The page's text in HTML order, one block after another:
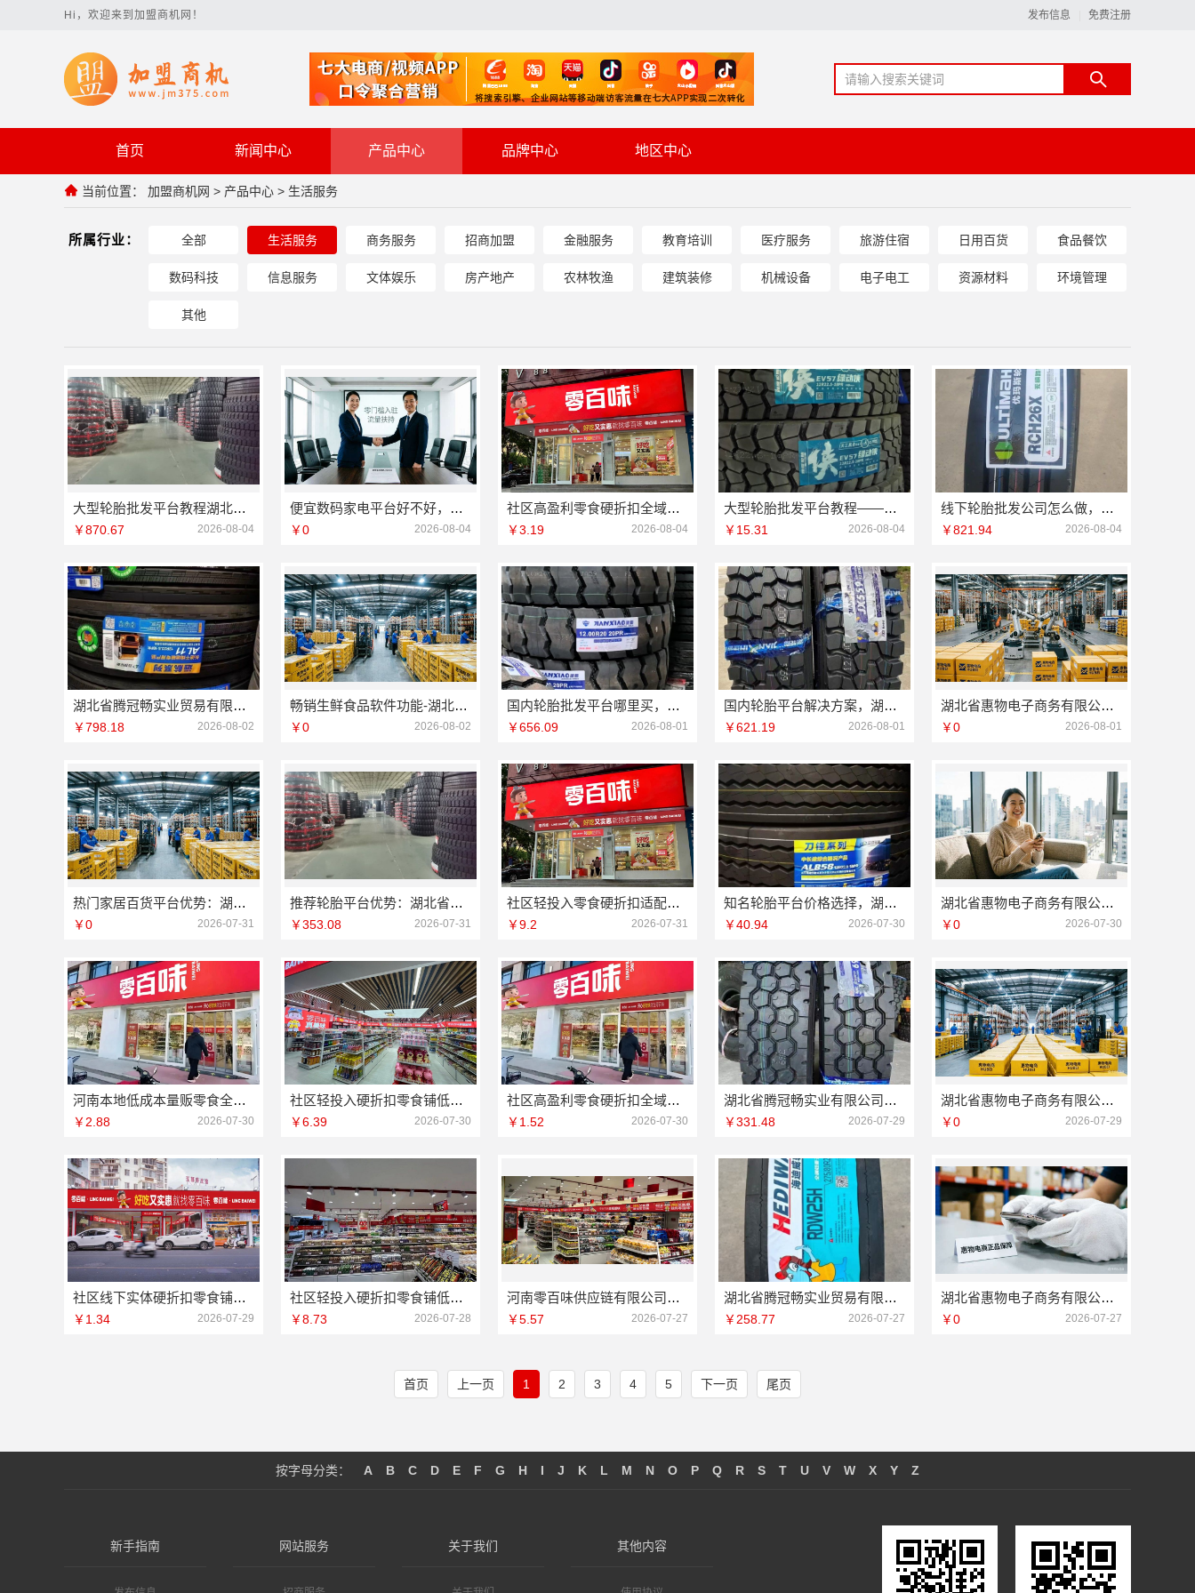
Hi，欢迎来到加盟商机网！ 发布信息 免费注册
首页 新闻中心 产品中心 品牌中心 地区中心
当前位置： 加盟商机网 > 产品中心 > 生活服务
所属行业： 全部 生活服务 商务服务 招商加盟 金融服务 教育培训 医疗服务 旅游住宿 日用百货 食品餐饮
数码科技 信息服务 文体娱乐 房产地产 农林牧渔 建筑装修 机械设备 电子电工 资源材料 环境管理
其他
大型轮胎批发平台教程湖北省腾冠畅实业贸易有限公司采购指南
￥870.67 2026-08-04
便宜数码家电平台好不好，湖北省惠物电子商务有限公司购物平台
￥0 2026-08-04
社区高盈利零食硬折扣全域盈利加盟河南零百味
￥3.19 2026-08-04
大型轮胎批发平台教程——湖北省腾冠畅实业贸易有限公司
￥15.31 2026-08-04
线下轮胎批发公司怎么做，湖北省腾冠畅实业贸易有限公司实操攻略
￥821.94 2026-08-04
湖北省腾冠畅实业贸易有限公司批发功能全
￥798.18 2026-08-02
畅销生鲜食品软件功能-湖北省惠物电子商务有限公司一站式采购
￥0 2026-08-02
国内轮胎批发平台哪里买，湖北省腾冠畅实业贸易有限公司正品规格全
￥656.09 2026-08-01
国内轮胎平台解决方案，湖北省腾冠畅实业贸易有限公司合规源头直供
￥621.19 2026-08-01
湖北省惠物电子商务有限公司：2025母婴用品平台优缺点
￥0 2026-08-01
热门家居百货平台优势：湖北省惠物电子商务有限公司一站式购齐优选好物
￥0 2026-07-31
推荐轮胎平台优势：湖北省腾冠畅实业贸易有限公司为您解读
￥353.08 2026-07-31
社区轻投入零食硬折扣适配全场景-河南零百味供应链有限公司
￥9.2 2026-07-31
知名轮胎平台价格选择，湖北省腾冠畅实业贸易有限公司为您提供批发解决方案
￥40.94 2026-07-30
湖北省惠物电子商务有限公司：畅销生鲜食品软件功能一览
￥0 2026-07-30
河南本地低成本量贩零食全域盈利 河南零百味供应链有限公司提供强力支持
￥2.88 2026-07-30
社区轻投入硬折扣零食铺低风险经营
￥6.39 2026-07-30
社区高盈利零食硬折扣全域盈利策略
￥1.52 2026-07-30
湖北省腾冠畅实业有限公司贸易有限公司：国内轮胎批发平台采购教程
￥331.48 2026-07-29
湖北省惠物电子商务有限公司：2025母婴用品平台优缺点综合分析
￥0 2026-07-29
社区线下实体硬折扣零食铺全域盈利 加盟河南零百味供应链有限公司
￥1.34 2026-07-29
社区轻投入硬折扣零食铺低风险经营：河南零百味供应链有限公司的项目特点
￥8.73 2026-07-28
河南零百味供应链有限公司零百味低成本零食硬折扣适配全场景
￥5.57 2026-07-27
湖北省腾冠畅实业贸易有限公司：知名轮胎平台价格解析
￥258.77 2026-07-27
湖北省惠物电子商务有限公司：便宜数码家电平台好不好评估
￥0 2026-07-27
首页 上一页 1 2 3 4 5 下一页 尾页
按字母分类： A B C D E F G H I J K L M N O P Q R S T U V W X Y Z
新手指南 网站服务 关于我们 其他内容